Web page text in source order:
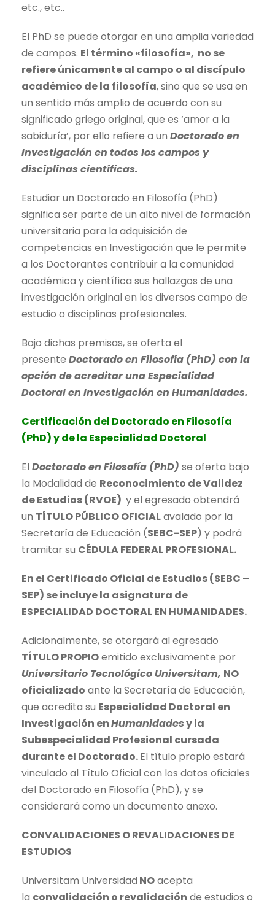
etc., etc..
El PhD se puede otorgar en una amplia variedad
de campos. El término «filosofía», no se
refiere únicamente al campo o al discípulo
académico de la filosofía, sino que se usa en
un sentido más amplio de acuerdo con su
significado griego original, que es ‘amor a la
sabiduría’, por ello refiere a un Doctorado en
Investigación en todos los campos y
disciplinas científicas.
Estudiar un Doctorado en Filosofía (PhD)
significa ser parte de un alto nivel de formación
universitaria para la adquisición de
competencias en Investigación que le permite
a los Doctorantes contribuir a la comunidad
académica y científica sus hallazgos de una
investigación original en los diversos campo de
estudio o disciplinas profesionales.
Bajo dichas premisas, se oferta el
presente Doctorado en Filosofía (PhD) con la
opción de acreditar una Especialidad
Doctoral en Investigación en Humanidades.
Certificación del Doctorado en Filosofía
(PhD) y de la Especialidad Doctoral
El Doctorado en Filosofía (PhD) se oferta bajo
la Modalidad de Reconocimiento de Validez
de Estudios (RVOE) y el egresado obtendrá
un TÍTULO PÚBLICO OFICIALavalado por la
Secretaría de Educación (SEBC-SEP) y podrá
tramitar su CÉDULA FEDERAL PROFESIONAL.
En el Certificado Oficial de Estudios (SEBC –
SEP) se incluye la asignatura de
ESPECIALIDAD DOCTORAL EN HUMANIDADES.
Adicionalmente, se otorgará al egresado
TÍTULO PROPIOemitido exclusivamente por
Universitario Tecnológico Universitam, NO
oficializado ante la Secretaría de Educación,
que acredita su Especialidad Doctoral en
Investigación enHumanidadesy la
Subespecialidad Profesional cursada
durante el Doctorado.El título propio estará
vinculado al Título Oficial con los datos oficiales
del Doctorado en Filosofía (PhD), y se
considerará como un documento anexo.
CONVALIDACIONES O REVALIDACIONES DE
ESTUDIOS
Universitam Universidad NOacepta
la convalidación o revalidación de estudios o